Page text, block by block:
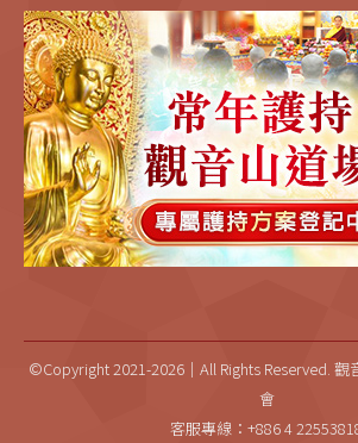
©Copyright 2021-2026｜All Rights Reserved.
會
客服專線：+886 4